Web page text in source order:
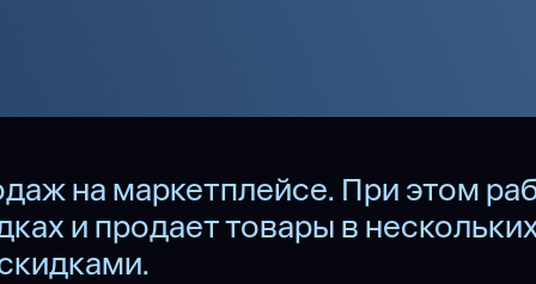
на маркетплейсе. При этом
и продает товары в